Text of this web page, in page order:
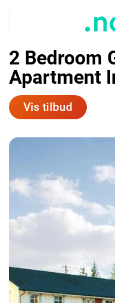
2 Bedroom
Apartment
Vis tilbud